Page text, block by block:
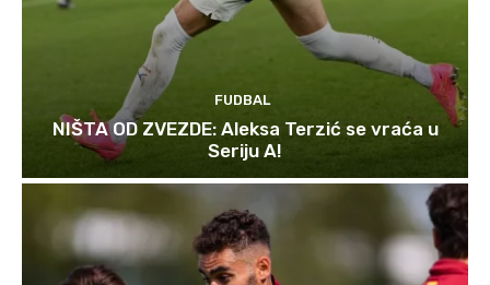
FUDBAL
NIŠTA OD ZVEZDE: Aleksa Terzić se vraća u
Seriju A!